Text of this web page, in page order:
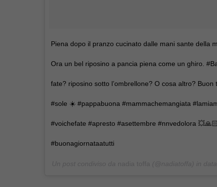
Piena dopo il pranzo cucinato dalle mani sante della
Ora un bel riposino a pancia piena come un ghiro.
fate? riposino sotto l’ombrellone? O cosa altro? Buon
#sole ☀️ #pappabuona #mammachemangiata
#voichefate #apresto #asettembre #nnvedolora
#buonagiornataatutti